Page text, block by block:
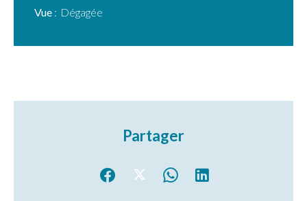
Vue
Dégagée
Partager